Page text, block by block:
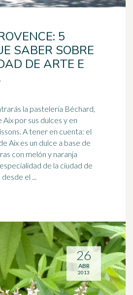
5
SABER SOBRE
DE ARTE E
la pastelería Béchard,
Aix por sus dulces y en
cuenta: el
Aix es un dulce a base de
con melón y naranja
de la ciudad de
Aix-en-Provence desde el ...
26
ABR
2013